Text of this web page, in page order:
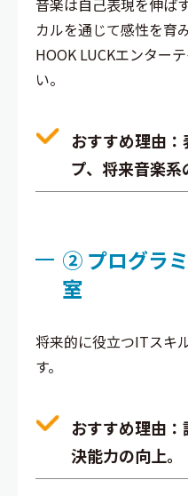
音楽は自己表現を伸ば
カルを通じて感性を育
HOOK LUCKエンター
い。
おすすめ理由
プ、将来音楽系
② プログラ
室
将来的に役立つITスキ
す。
おすすめ理由
決能力の向上。